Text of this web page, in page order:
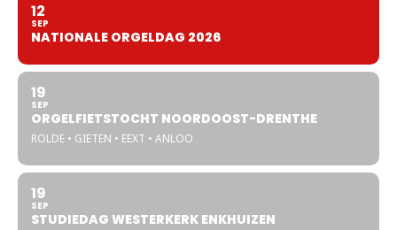
12
SEP
NATIONALE ORGELDAG 2026
19
SEP
ORGELFIETSTOCHT NOORDOOST-DRENTHE
ROLDE • GIETEN • EEXT • ANLOO
19
SEP
STUDIEDAG WESTERKERK ENKHUIZEN